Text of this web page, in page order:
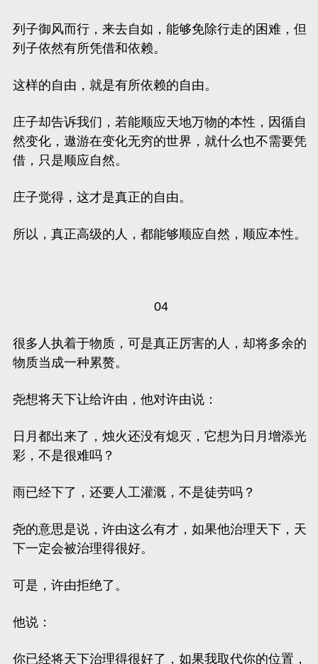
列子御风而行，来去自如，能够免除行走的困难，但
列子依然有所凭借和依赖。
这样的自由，就是有所依赖的自由。
庄子却告诉我们，若能顺应天地万物的本性，因循自
然变化，遨游在变化无穷的世界，就什么也不需要凭
借，只是顺应自然。
庄子觉得，这才是真正的自由。
所以， 真正高级的人，都能够顺应自然，顺应本性。
04
很多人执着于物质，可是真正厉害的人，却将多余的
物质当成一种累赘。
尧想将天下让给许由，他对许由说：
日月都出来了，烛火还没有熄灭，它想为日月增添光
彩，不是很难吗？
雨已经下了，还要人工灌溉，不是徒劳吗？
尧的意思是说，许由这么有才，如果他治理天下，天
下一定会被治理得很好。
可是，许由拒绝了。
他说：
你已经将天下治理得很好了，如果我取代你的位置，